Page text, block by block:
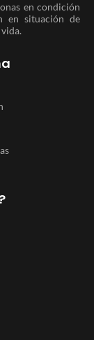
en condición
en situación de